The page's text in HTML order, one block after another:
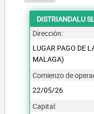
DISTRIANDALU
Dirección:
LUGAR PAGO DE
MALAGA)
Comienzo de
22/05/26
Capital: